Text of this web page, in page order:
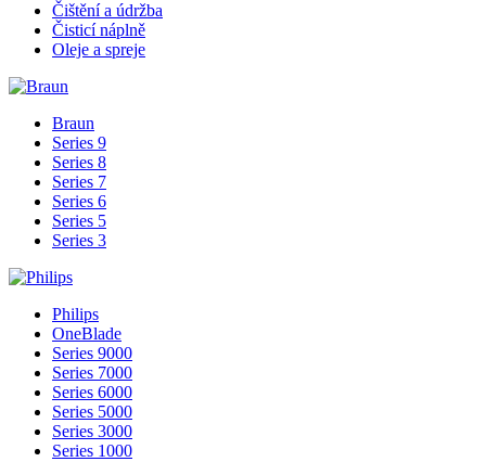
Čištění a údržba
Čisticí náplně
Oleje a spreje
Braun
Series 9
Series 8
Series 7
Series 6
Series 5
Series 3
Philips
OneBlade
Series 9000
Series 7000
Series 6000
Series 5000
Series 3000
Series 1000